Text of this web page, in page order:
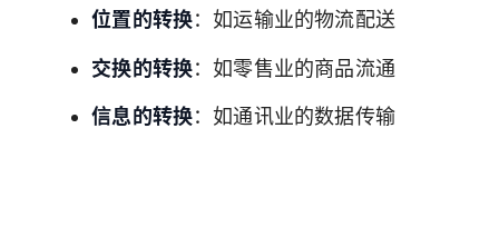
位置的转换：如运输业的物流配送
交换的转换：如零售业的商品流通
信息的转换：如通讯业的数据传输